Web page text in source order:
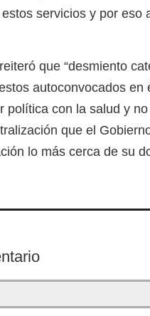
servicios y por eso
que “desmiento
autoconvocados
política con la salud y
que el
lo más cerca de su